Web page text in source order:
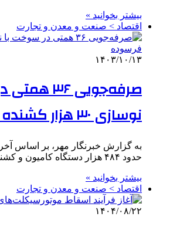
بیشتر بخوانید »
اقتصاد > صنعت و معدن و تجارت
۱۴۰۳/۱۰/۱۳
صرفه‌جویی
نوسازی ۳۰ هزار کشنده فرسوده
به گزارش خبرنگار مهر، بر اساس
حدود ۴۸۴ هزار دستگاه کامیون و کشنده فعال در جاده‌های…
بیشتر بخوانید »
اقتصاد > صنعت و معدن و تجارت
۱۴۰۴/۰۸/۲۲